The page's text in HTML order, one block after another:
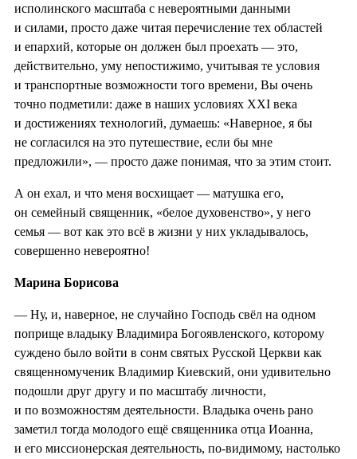
исполинского масштаба с невероятными данными
и силами, просто даже читая перечисление тех областей
и епархий, которые он должен был проехать — это,
действительно, уму непостижимо, учитывая те условия
и транспортные возможности того времени, Вы очень
точно подметили: даже в наших условиях XXI века
и достижениях технологий, думаешь: «Наверное, я бы
не согласился на это путешествие, если бы мне
предложили», — просто даже понимая, что за этим стоит.
А он ехал, и что меня восхищает — матушка его,
он семейный священник, «белое духовенство», у него
семья — вот как это всё в жизни у них укладывалось,
совершенно невероятно!
Марина Борисова
— Ну, и, наверное, не случайно Господь свёл на одном
поприще владыку Владимира Богоявленского, которому
суждено было войти в сонм святых Русской Церкви как
священномученик Владимир Киевский, они удивительно
подошли друг другу и по масштабу личности,
и по возможностям деятельности. Владыка очень рано
заметил тогда молодого ещё священника отца Иоанна,
и его миссионерская деятельность, по-видимому, настолько